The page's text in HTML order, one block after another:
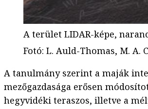
A terület LIDAR-képe,
Fotó: L. Auld-Thomas, M. A.
A tanulmány szerint a maják
mezőgazdasága erősen
hegyvidéki teraszos, illetve a